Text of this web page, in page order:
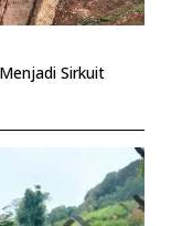
Sirkuit